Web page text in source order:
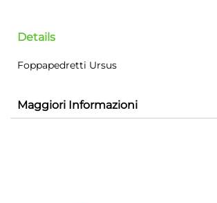
Details
Foppapedretti Ursus
Maggiori Informazioni